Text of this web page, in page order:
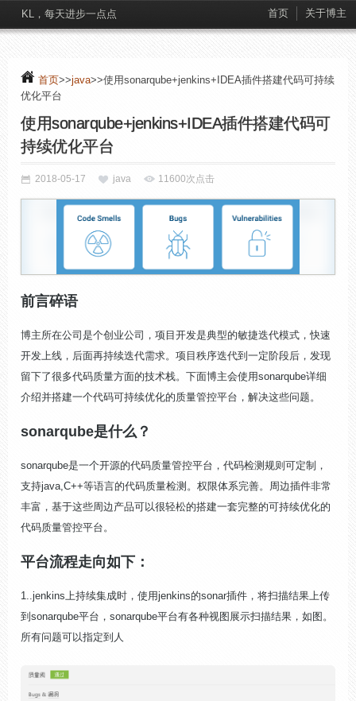
KL，每天进步一点点 首页 关于博主
首页>>java>>使用sonarqube+jenkins+IDEA插件搭建代码可持续
优化平台
使用sonarqube+jenkins+IDEA插件搭建代码可
持续优化平台
2018-05-17 java 11600次点击
前言碎语
博主所在公司是个创业公司，项目开发是典型的敏捷迭代模式，快速
开发上线，后面再持续迭代需求。项目秩序迭代到一定阶段后，发现
留下了很多代码质量方面的技术栈。下面博主会使用sonarqube详细
介绍并搭建一个代码可持续优化的质量管控平台，解决这些问题。
sonarqube是什么？
sonarqube是一个开源的代码质量管控平台， 代码检测规则可定制，
支持java,C++等语言的代码质量检测。权限体系完善。周边插件非常
丰富，基于这些周边产品可以很轻松的搭建一套完整的可持续优化的
代码质量管控平台。
平台流程走向如下：
1..jenkins上持续集成时，使用jenkins的sonar插件，将扫描结果上传
到sonarqube平台，sonarqube平台有各种视图展示扫描结果，如图。
所有问题可以指定到人